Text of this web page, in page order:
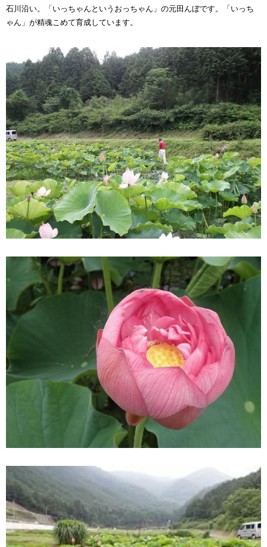
石川沿い。「いっちゃんというおっちゃん」の元田んぼです。「いっち
ゃん」が精魂こめて育成しています。